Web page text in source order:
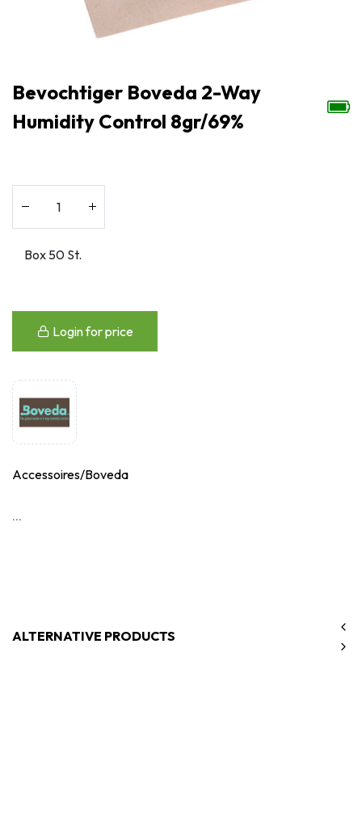
Bevochtiger Boveda 2-Way
Humidity Control 8gr/69%
Login for price
Accessoires/Boveda
...
ALTERNATIVE PRODUCTS